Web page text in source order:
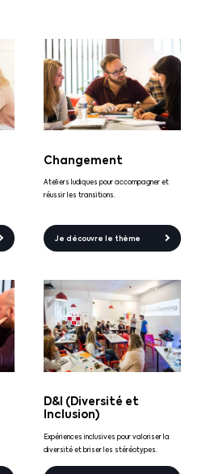
Changement
Ateliers ludiques pour accompagner et
réussir les transitions.
Je découvre le thème
D&I (Diversité et
Inclusion)
Expériences inclusives pour valoriser la
diversité et briser les stéréotypes.